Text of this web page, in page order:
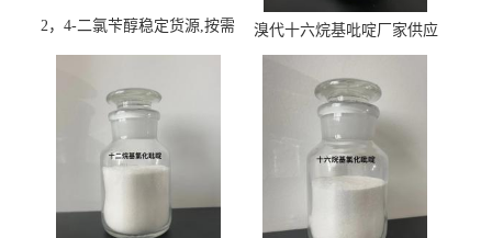
2，4-二氯苄醇稳定货源,按需
订购
溴代十六烷基吡啶厂家供应